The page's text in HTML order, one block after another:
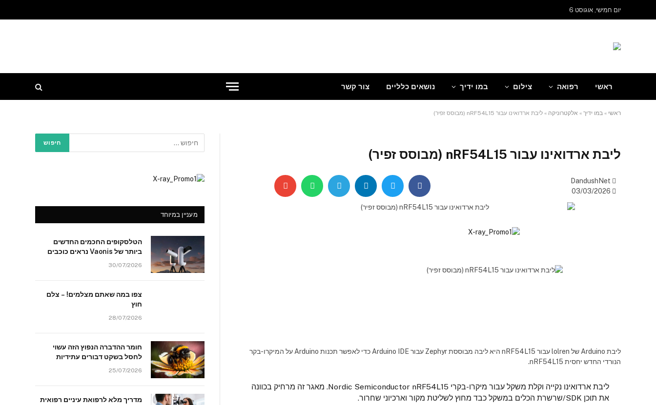
יום חמישי, אוגוסט 6
ראשי רפואה צילום במו ידיך נושאים כלליים צור קשר
ראשי » במו ידיך » אלקטרוניקה » ליבת ארדואינו עבור nRF54L15 (מבוסס זפיר)
ליבת ארדואינו עבור nRF54L15 (מבוסס זפיר)
DandushNet
03/03/2026
ליבת Arduino של lolren עבור nRF54L15 היא ליבה מבוססת Zephyr עבור Arduino IDE כדי לאפשר תכנות Arduino על המיקרו-בקר
הנורדי החדש יחסית nRF54L15.
ליבת ארדואינו נקייה וקלת משקל עבור מיקרו-בקרי Nordic Semiconductor nRF54L15. מאגר זה מרחיק בכוונה
את תוכן SDK/שרשרת הכלים במשקל כבד מחוץ לשליטת מקור וארכיוני שחרור.
מעניין במיוחד
הטלסקופים החכמים החדשים
ביותר של Vaonis נראים כוכבים
30/07/2026
צפו במה שאתם מצלמים! – צלם
חוץ
28/07/2026
חומר ההדברה הנפוץ הזה עשוי
לחסל בשקט דבורים עתידיות
25/07/2026
מדריך מלא לרפואת עיניים רפואית